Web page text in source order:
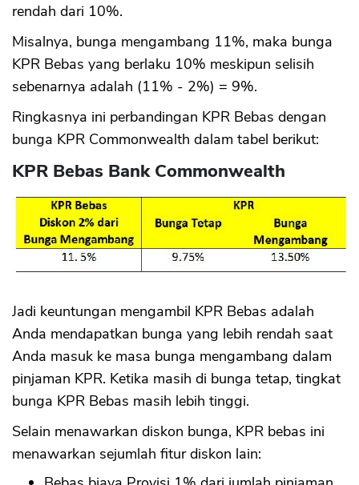
rendah dari 10%.
Misalnya, bunga mengambang 11%, maka bunga
KPR Bebas yang berlaku 10% meskipun selisih
sebenarnya adalah (11% - 2%) = 9%.
Ringkasnya ini perbandingan KPR Bebas dengan
bunga KPR Commonwealth dalam tabel berikut:
KPR Bebas Bank Commonwealth
Jadi keuntungan mengambil KPR Bebas adalah
Anda mendapatkan bunga yang lebih rendah saat
Anda masuk ke masa bunga mengambang dalam
pinjaman KPR. Ketika masih di bunga tetap, tingkat
bunga KPR Bebas masih lebih tinggi.
Selain menawarkan diskon bunga, KPR bebas ini
menawarkan sejumlah fitur diskon lain: